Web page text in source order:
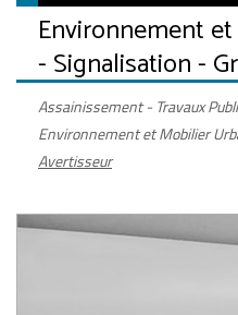
Environnement
- Signalisation -
Assainissement - Travaux
Environnement et Mobilier
Avertisseur